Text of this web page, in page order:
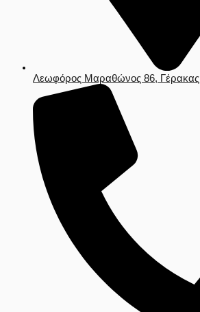
Λεωφόρος Μαραθώνος 86, Γέρακας